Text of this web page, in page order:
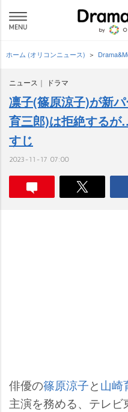
ホーム (オリコンニュース)
ニュース ドラマ
凛子(篠原涼子)が新
育三郎)は拒絶する
すじ
2023-11-17 07:00
俳優の篠原涼子と山崎
主演を務める、テレビ